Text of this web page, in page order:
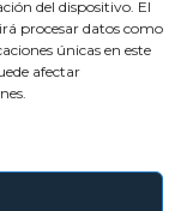
del dispositivo. El
procesar datos como
únicas en este
afectar
su buzón de